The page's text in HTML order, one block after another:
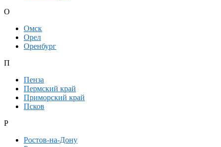
О
Омск
Орел
Оренбург
П
Пенза
Пермский край
Приморский край
Псков
Р
Ростов-на-Дону